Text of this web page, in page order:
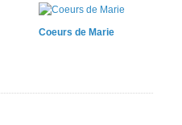
Coeurs de Marie